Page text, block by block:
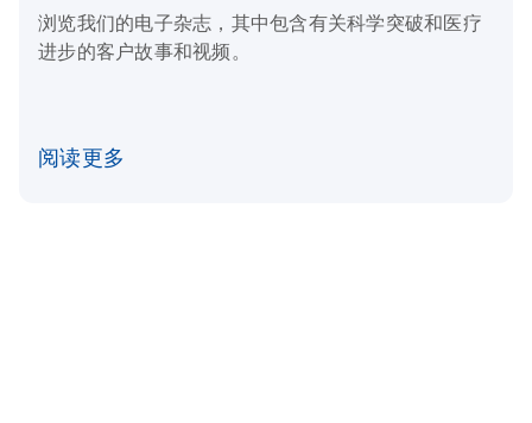
浏览我们的电子杂志，其中包含有关科学突破和医疗
进步的客户故事和视频。
阅读更多